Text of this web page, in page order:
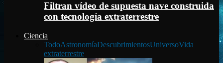
Filtran vídeo de supuesta nave construida
con tecnología extraterrestre
Ciencia
TodoAstronomíaDescubrimientosUniversoVida
extraterrestre